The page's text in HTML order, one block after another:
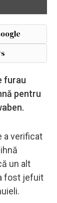
furau
pentru
a verificat
un alt
fost jefuit